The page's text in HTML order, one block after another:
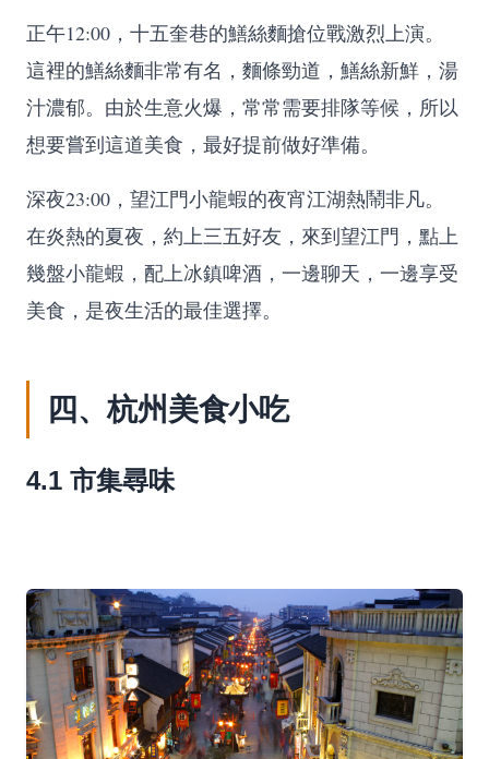
正午12:00，十五奎巷的鱔絲麵搶位戰激烈上演。
這裡的鱔絲麵非常有名，麵條勁道，鱔絲新鮮，湯
汁濃郁。由於生意火爆，常常需要排隊等候，所以
想要嘗到這道美食，最好提前做好準備。
深夜23:00，望江門小龍蝦的夜宵江湖熱鬧非凡。
在炎熱的夏夜，約上三五好友，來到望江門，點上
幾盤小龍蝦，配上冰鎮啤酒，一邊聊天，一邊享受
美食，是夜生活的最佳選擇。
四、杭州美食小吃
4.1 市集尋味